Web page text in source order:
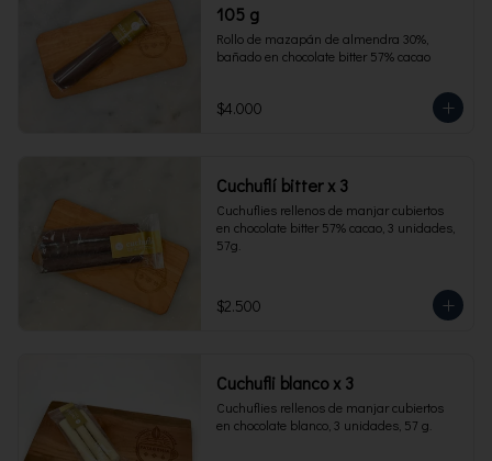
105 g
Rollo de mazapán de almendra 30%,
bañado en chocolate bitter 57% cacao
$4.000
Cuchuflí bitter x 3
Cuchuflies rellenos de manjar cubiertos
en chocolate bitter 57% cacao, 3 unidades,
57g.
$2.500
Cuchufli blanco x 3
Cuchuflies rellenos de manjar cubiertos
en chocolate blanco, 3 unidades, 57 g.